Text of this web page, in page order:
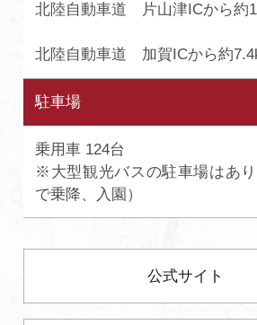
北陸自動車道 片山津ICから約
北陸自動車道 加賀ICから約
駐車場
乗用車 124台
※大型観光バスの駐車場はあ
で乗降、入園）
公式サイト